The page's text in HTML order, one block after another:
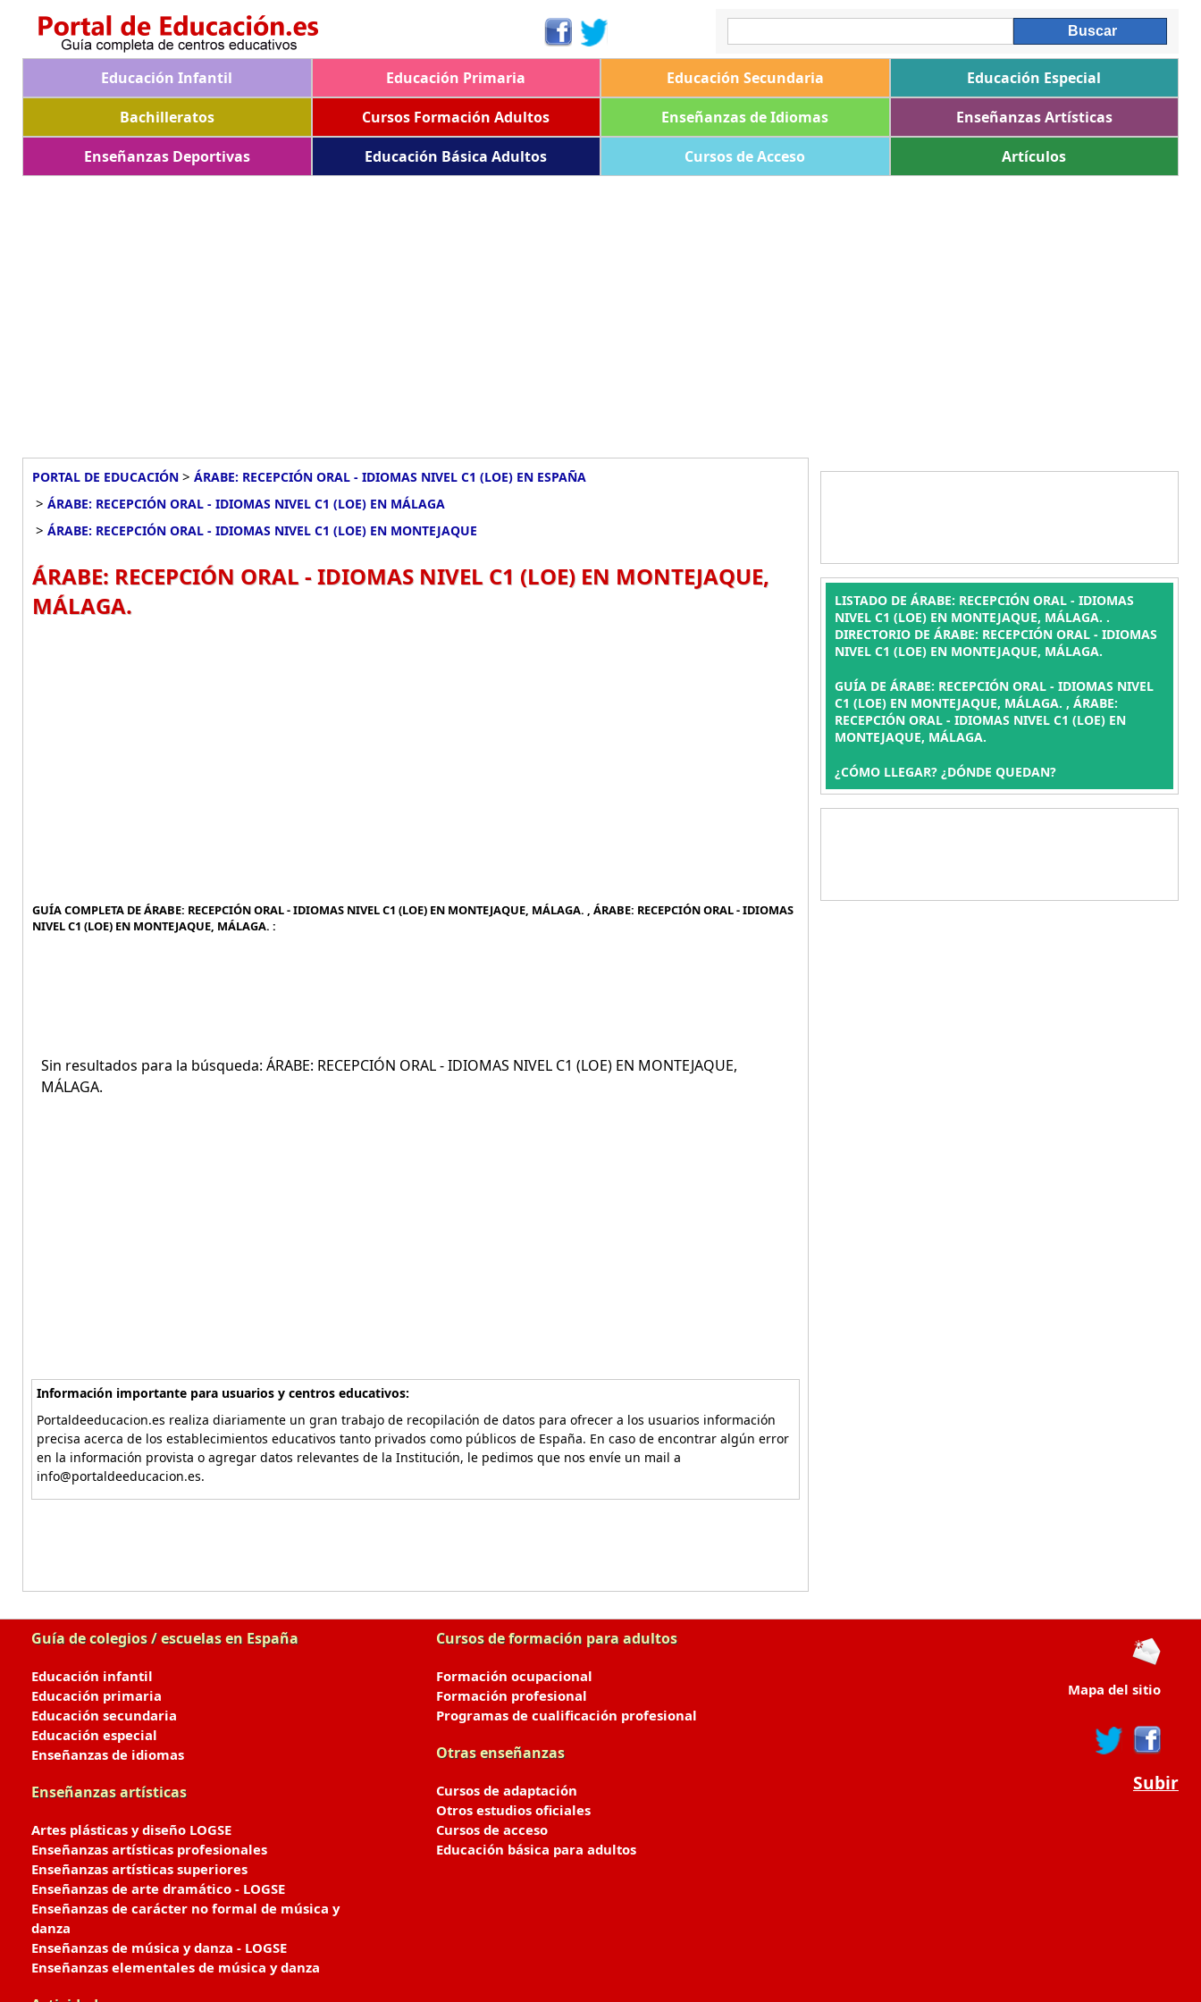
Educación Infantil Educación Primaria Educación Secundaria
Educación Especial
Bachilleratos
Cursos Formación Adultos Enseñanzas de Idiomas
Enseñanzas Artísticas
Enseñanzas Deportivas
Educación Básica Adultos Cursos de Acceso Artículos
PORTAL DE EDUCACIÓN > ÁRABE: RECEPCIÓN ORAL - IDIOMAS NIVEL C1 (LOE) EN ESPAÑA
> ÁRABE: RECEPCIÓN ORAL - IDIOMAS NIVEL C1 (LOE) EN MÁLAGA
> ÁRABE: RECEPCIÓN ORAL - IDIOMAS NIVEL C1 (LOE) EN MONTEJAQUE
ÁRABE: RECEPCIÓN ORAL - IDIOMAS NIVEL C1 (LOE) EN MONTEJAQUE,
MÁLAGA.
GUÍA COMPLETA DE ÁRABE: RECEPCIÓN ORAL - IDIOMAS NIVEL C1 (LOE) EN MONTEJAQUE, MÁLAGA. , ÁRABE: RECEPCIÓN ORAL - IDIOMAS
NIVEL C1 (LOE) EN MONTEJAQUE, MÁLAGA. :
Sin resultados para la búsqueda: ÁRABE: RECEPCIÓN ORAL - IDIOMAS NIVEL C1 (LOE) EN MONTEJAQUE,
MÁLAGA.
Información importante para usuarios y centros educativos:
Portaldeeducacion.es realiza diariamente un gran trabajo de recopilación de datos para ofrecer a los usuarios información
precisa acerca de los establecimientos educativos tanto privados como públicos de España. En caso de encontrar algún error
en la información provista o agregar datos relevantes de la Institución, le pedimos que nos envíe un mail a
info@portaldeeducacion.es.
LISTADO DE ÁRABE: RECEPCIÓN ORAL - IDIOMAS
NIVEL C1 (LOE) EN MONTEJAQUE, MÁLAGA. .
DIRECTORIO DE ÁRABE: RECEPCIÓN ORAL - IDIOMAS
NIVEL C1 (LOE) EN MONTEJAQUE, MÁLAGA.
GUÍA DE ÁRABE: RECEPCIÓN ORAL - IDIOMAS NIVEL
C1 (LOE) EN MONTEJAQUE, MÁLAGA. , ÁRABE:
RECEPCIÓN ORAL - IDIOMAS NIVEL C1 (LOE) EN
MONTEJAQUE, MÁLAGA.
¿CÓMO LLEGAR? ¿DÓNDE QUEDAN?
Guía de colegios / escuelas en España
Educación infantil
Educación primaria
Educación secundaria
Educación especial
Enseñanzas de idiomas
Enseñanzas artísticas
Artes plásticas y diseño LOGSE
Enseñanzas artísticas profesionales
Enseñanzas artísticas superiores
Enseñanzas de arte dramático - LOGSE
Enseñanzas de carácter no formal de música y
danza
Enseñanzas de música y danza - LOGSE
Enseñanzas elementales de música y danza
Cursos de formación para adultos
Formación ocupacional
Formación profesional
Programas de cualificación profesional
Otras enseñanzas
Cursos de adaptación
Otros estudios oficiales
Cursos de acceso
Educación básica para adultos
Mapa del sitio
Subir